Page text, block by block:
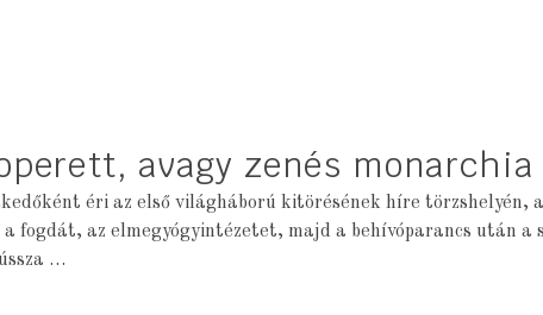
avagy zenés
éri az első világháború kitörésének híre törzshelyén,
fogdát, az elmegyógyintézetet, majd a behívóparancs után
…